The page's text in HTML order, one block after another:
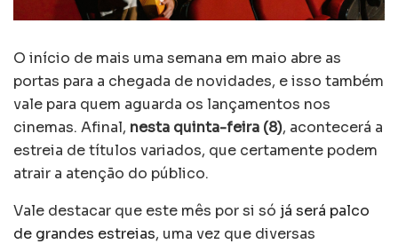
O início de mais uma semana em maio abre as
portas para a chegada de novidades, e isso também
vale para quem aguarda os lançamentos nos
cinemas. Afinal, nesta quinta-feira (8), acontecerá a
estreia de títulos variados, que certamente podem
atrair a atenção do público.
Vale destacar que este mês por si só já será palco
de grandes estreias, uma vez que diversas